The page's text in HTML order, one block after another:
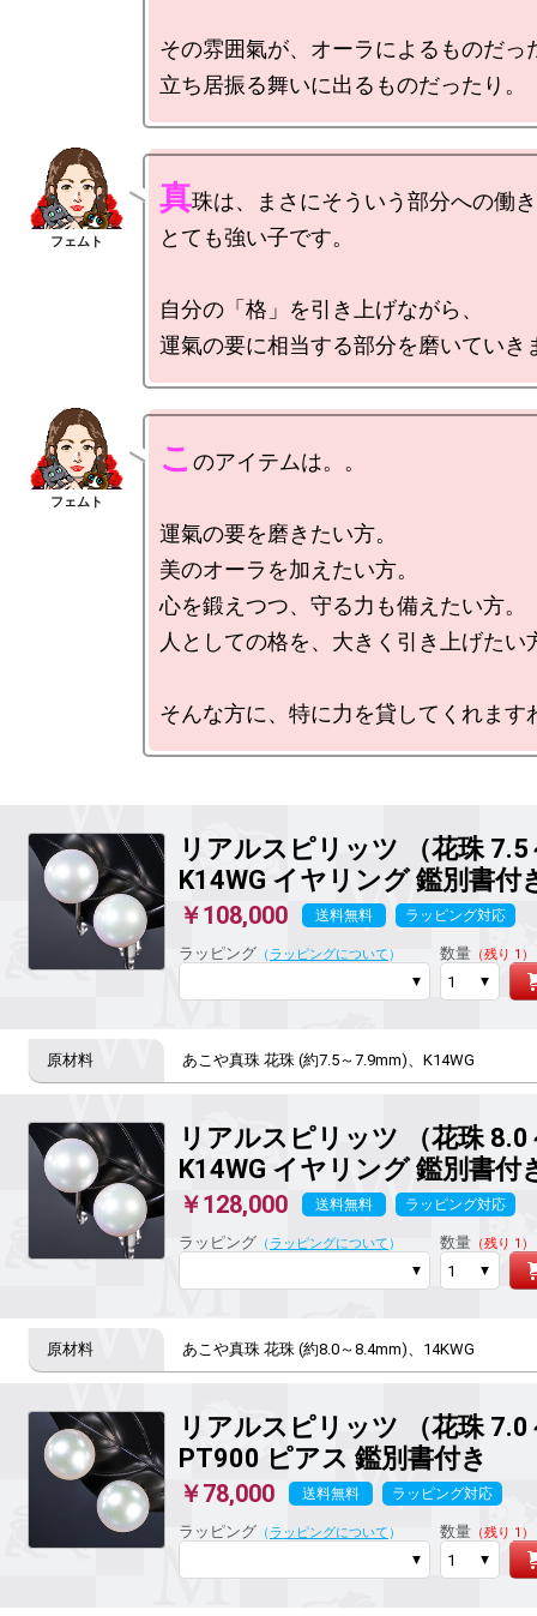
その雰囲氣が、オーラによるものだっ
真珠は、まさにそういう部分への働
とても強い子です。
自分の「格」を引き上げながら、
こ のアイテムは。。
運氣の要を磨きたい方。
美のオーラを加えたい方。
心を鍛えつつ、守る力も備えたい方。
人としての格を、大きく引き上げたい
リアルスピリッツ （花珠
K14WG イヤリング 鑑別書付
￥108,000 送料無料 ラッピング対応
ラッピング （ ラッピングについて ） 数量（残り 1）
あこや真珠 花珠 (約7.5～7.9mm)、K14WG
リアルスピリッツ （花珠
K14WG イヤリング 鑑別書付
￥128,000 送料無料 ラッピング対応
ラッピング （ ラッピングについて ） 数量（残り 1）
あこや真珠 花珠 (約8.0～8.4mm)、14KWG
リアルスピリッツ （花珠
PT900 ピアス 鑑別書付き
￥78,000 送料無料 ラッピング対応
ラッピング （ ラッピングについて ） 数量（残り 1）